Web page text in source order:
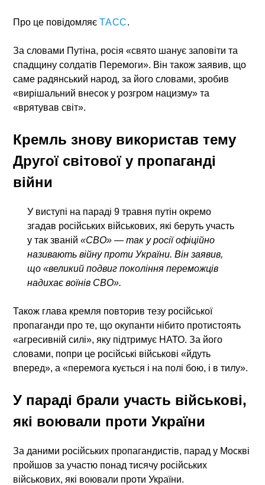
Про це повідомляєТАСС.
За словами Путіна, росія «свято шанує заповіти та
спадщину солдатів Перемоги». Він також заявив, що
саме радянський народ, за його словами, зробив
«вирішальний внесок у розгром нацизму» та
«врятував світ».
Кремль знову використав тему
Другої світової у пропаганді
війни
У виступі на параді 9 травня путін окремо
згадав російських військових, які беруть участь
у так званій«СВО» — так у росії офіційно
називають війну проти України. Він заявив,
що «великий подвиг покоління переможців
надихає воїнів СВО».
Також глава кремля повторив тезу російської
пропаганди про те, що окупанти нібито протистоять
«агресивній силі», яку підтримує НАТО. За його
словами, попри це російські військові «йдуть
вперед», а «перемога кується і на полі бою, і в тилу».
У параді брали участь військові,
які воювали проти України
За даними російських пропагандистів, парад у Москві
пройшов за участю понад тисячу російських
військових, які воювали проти України.